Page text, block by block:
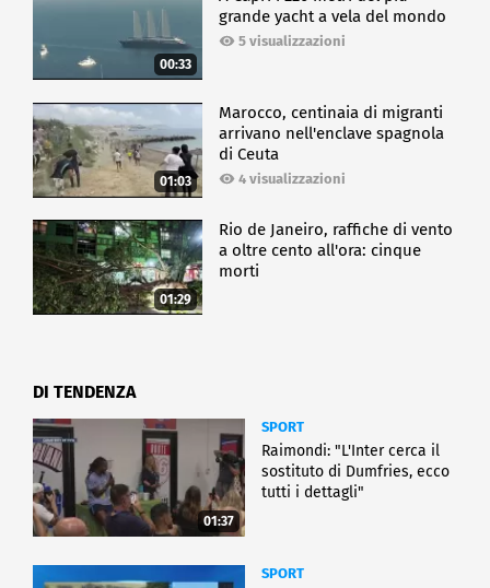
00:33
grande yacht a vela del mondo
5 visualizzazioni
01:03
Marocco, centinaia di migranti
arrivano nell'enclave spagnola
di Ceuta
4 visualizzazioni
01:29
Rio de Janeiro, raffiche di vento
a oltre cento all'ora: cinque
morti
DI TENDENZA
01:37
SPORT
Raimondi: "L'Inter cerca il
sostituto di Dumfries, ecco
tutti i dettagli"
SPORT